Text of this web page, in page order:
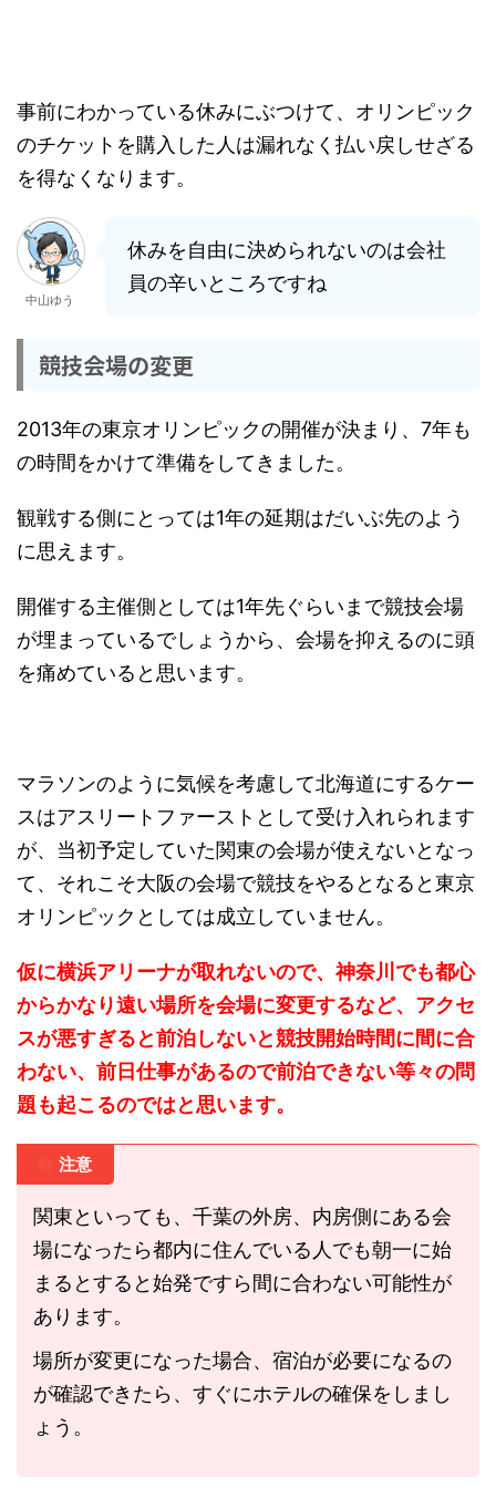
事前にわかっている休みにぶつけて、オリンピック
のチケットを購入した人は漏れなく払い戻しせざる
を得なくなります。
中山ゆう
休みを自由に決められないのは会社
員の辛いところですね
競技会場の変更
2013年の東京オリンピックの開催が決まり、7年も
の時間をかけて準備をしてきました。
観戦する側にとっては1年の延期はだいぶ先のよう
に思えます。
開催する主催側としては1年先ぐらいまで競技会場
が埋まっているでしょうから、会場を抑えるのに頭
を痛めていると思います。
マラソンのように気候を考慮して北海道にするケー
スはアスリートファーストとして受け入れられます
が、当初予定していた関東の会場が使えないとなっ
て、それこそ大阪の会場で競技をやるとなると東京
オリンピックとしては成立していません。
仮に横浜アリーナが取れないので、神奈川でも都心
からかなり遠い場所を会場に変更するなど、アクセ
スが悪すぎると前泊しないと競技開始時間に間に合
わない、前日仕事があるので前泊できない等々の問
題も起こるのではと思います。
注意
関東といっても、千葉の外房、内房側にある会
場になったら都内に住んでいる人でも朝一に始
まるとすると始発ですら間に合わない可能性が
あります。
場所が変更になった場合、宿泊が必要になるの
が確認できたら、すぐにホテルの確保をしまし
ょう。